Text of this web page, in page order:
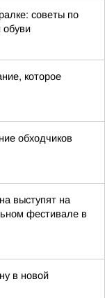
советы по
обуви
которое
обходчиков
выступят на
фестивале в
в новой